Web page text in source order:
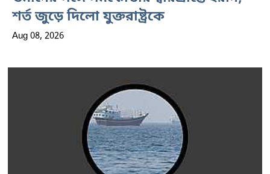
শর্ত জুড়ে দিলো যুক্তরাষ্ট্রকে
Aug 08, 2026